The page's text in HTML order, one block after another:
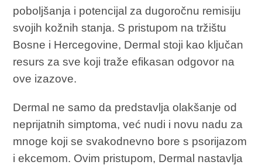
poboljšanja i potencijal za dugoročnu remisiju
svojih kožnih stanja. S pristupom na tržištu
Bosne i Hercegovine, Dermal stoji kao ključan
resurs za sve koji traže efikasan odgovor na
ove izazove.
Dermal ne samo da predstavlja olakšanje od
neprijatnih simptoma, već nudi i novu nadu za
mnoge koji se svakodnevno bore s psorijazom
i ekcemom. Ovim pristupom, Dermal nastavlja